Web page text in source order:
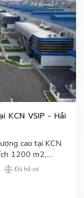
KCN VSIP - Hải
cao tại KCN
1200 m2,
diện tích từ
Đủ hồ sơ